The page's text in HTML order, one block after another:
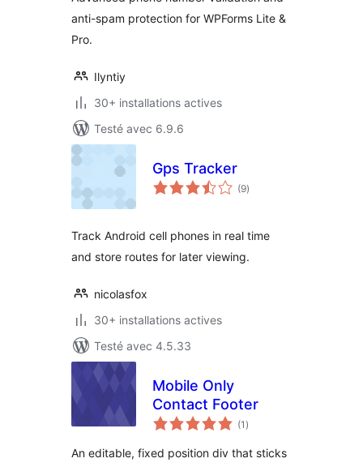
anti-spam protection for WPForms Lite &
Pro.
Ilyntiy
30+ installations actives
Testé avec 6.9.6
Gps Tracker
(9notes
en
)
Track Android cell phones in real time
and store routes for later viewing.
nicolasfox
30+ installations actives
Testé avec 4.5.33
Mobile Only
Contact Footer
(1 notes
en
)
An editable, fixed position div that sticks